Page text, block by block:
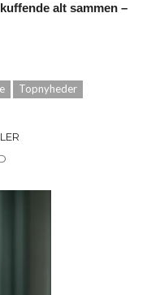
alt sammen –
Topnyheder